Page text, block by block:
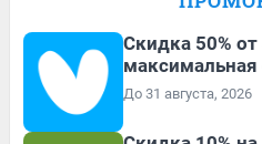
Скидка 50%
До 31 августа, 2026